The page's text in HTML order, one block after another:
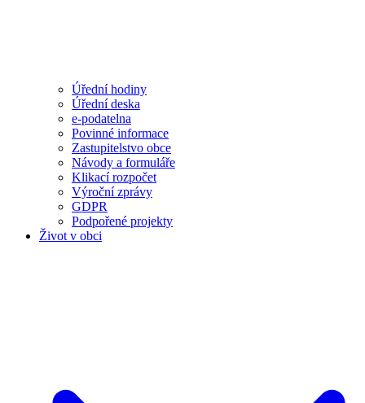
Úřední hodiny
Úřední deska
e-podatelna
Povinné informace
Zastupitelstvo obce
Návody a formuláře
Klikací rozpočet
Výroční zprávy
GDPR
Podpořené projekty
Život v obci